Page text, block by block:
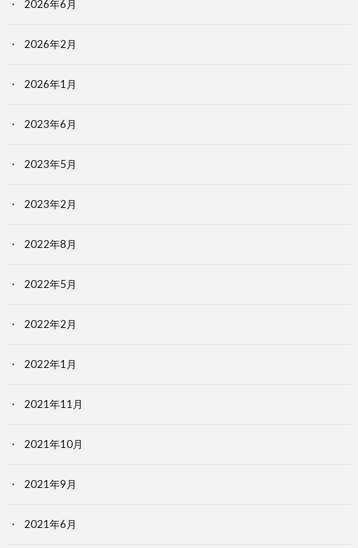
2026年6月
2026年2月
2026年1月
2023年6月
2023年5月
2023年2月
2022年8月
2022年5月
2022年2月
2022年1月
2021年11月
2021年10月
2021年9月
2021年6月